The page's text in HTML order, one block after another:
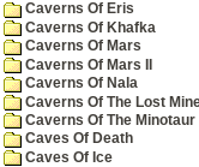
Caverns Of Eris
Caverns Of Khafka
Caverns Of Mars
Caverns Of Mars II
Caverns Of Nala
Caverns Of The Lost
Caverns Of The Minotaur
Caves Of Death
Caves Of Ice